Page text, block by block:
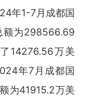
年1-7月成都国
额为298566.69
14276.56万美
年7月成都国
为41915.2万美